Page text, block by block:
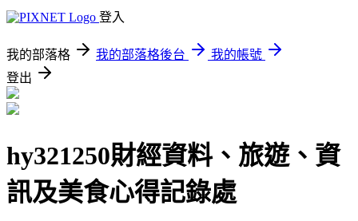
登入
我的部落格 我的部落格後台
我的帳號
登出
hy321250財經資料、旅遊、資
訊及美食心得記錄處